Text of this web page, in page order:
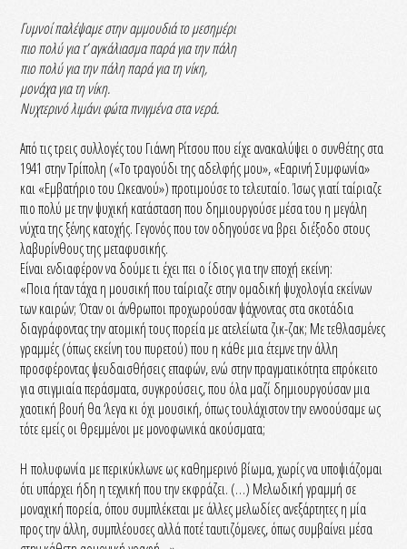
Γυμνοί παλέψαμε στην αμμουδιά το μεσημέρι
πιο πολύ για τ’ αγκάλιασμα παρά για την πάλη
πιο πολύ για την πάλη παρά για τη νίκη,
μονάχα για τη νίκη.
Νυχτερινό λιμάνι φώτα πνιγμένα στα νερά.
Από τις τρεις συλλογές του Γιάννη Ρίτσου που είχε ανακαλύψει ο συνθέτης στα
1941 στην Τρίπολη («Το τραγούδι της αδελφής μου», «Εαρινή Συμφωνία»
και «Εμβατήριο του Ωκεανού») προτιμούσε το τελευταίο. Ίσως γιατί ταίριαζε
πιο πολύ με την ψυχική κατάσταση που δημιουργούσε μέσα του η μεγάλη
νύχτα της ξένης κατοχής. Γεγονός που τον οδηγούσε να βρει διέξοδο στους
λαβυρίνθους της μεταφυσικής.
Είναι ενδιαφέρον να δούμε τι έχει πει ο ίδιος για την εποχή εκείνη:
«Ποια ήταν τάχα η μουσική που ταίριαζε στην ομαδική ψυχολογία εκείνων
των καιρών; Όταν οι άνθρωποι προχωρούσαν ψάχνοντας στα σκοτάδια
διαγράφοντας την ατομική τους πορεία με ατελείωτα ζικ-ζακ; Με τεθλασμένες
γραμμές (όπως εκείνη του πυρετού) που η κάθε μια έτεμνε την άλλη
προσφέροντας ψευδαισθήσεις επαφών, ενώ στην πραγματικότητα επρόκειτο
για στιγμιαία περάσματα, συγκρούσεις, που όλα μαζί δημιουργούσαν μια
χαοτική βουή θα ‘λεγα κι όχι μουσική, όπως τουλάχιστον την εννοούσαμε ως
τότε εμείς οι θρεμμένοι με μονοφωνικά ακούσματα;
Η πολυφωνία με περικύκλωνε ως καθημερινό βίωμα, χωρίς να υποψιάζομαι
ότι υπάρχει ήδη η τεχνική που την εκφράζει. (…) Μελωδική γραμμή σε
μοναχική πορεία, όπου συμπλέκεται με άλλες μελωδίες ανεξάρτητες η μία
προς την άλλη, συμπλέουσες αλλά ποτέ ταυτιζόμενες, όπως συμβαίνει μέσα